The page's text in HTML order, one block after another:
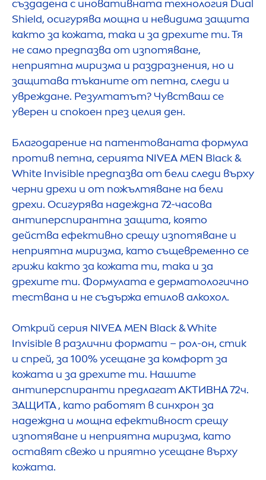
създадена с иновативната технология Dual
Shield, осигурява мощна и невидима защита
както за кожата, така и за дрехите ти. Тя
не само предпазва от изпотяване,
неприятна миризма и раздразнения, но и
защитава тъканите от петна, следи и
увреждане. Резултатът? Чувстваш се
уверен и спокоен през целия ден.
Благодарение на патентованата формула
против петна, серията NIVEAMEN Black&
White Invisible предпазва от бели следи върху
черни дрехи и от пожълтяване на бели
дрехи. Осигурява надеждна 72-часова
антиперспирантна защита, която
действа ефективно срещу изпотяване и
неприятна миризма, като същевременно се
грижи както за кожата ти, така и за
дрехите ти. Формулата е дерматологично
тествана и не съдържа етилов алкохол.
Открий серия NIVEAMEN Black&White
Invisible в различни формати – рол-он, стик
и спрей, за 100% усещане за комфорт за
кожата и за дрехите ти. Нашите
антиперспиранти предлагат АКТИВНА 72ч.
ЗАЩИТА , като работят в синхрон за
надеждна и мощна ефективност срещу
изпотяване и неприятна миризма, като
оставят свежо и приятно усещане върху
кожата.